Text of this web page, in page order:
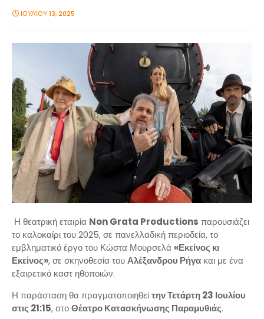
ΙΟΥΛΊΟΥ 13, 2025
Η θεατρική εταιρία Non Grata Productions παρουσιάζει
το καλοκαίρι του 2025, σε πανελλαδική περιοδεία, το
εμβληματικό έργο του Κώστα Μουρσελά «Εκείνος κι
Εκείνος», σε σκηνοθεσία τουΑλέξανδρου Ρήγα και με ένα
εξαιρετικό καστ ηθοποιών.
Η παράσταση θα πραγματοποιηθείτην Τετάρτη 23 Ιουλίου
στις 21:15, στοΘέατρο Κατασκήνωσης Παραμυθιάς.